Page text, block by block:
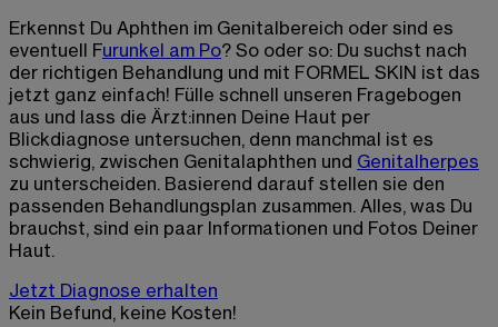
Erkennst Du Aphthen im Genitalbereich oder sind es
eventuell Furunkel am Po? So oder so: Du suchst nach
der richtigen Behandlung und mit FORMEL SKIN ist das
jetzt ganz einfach! Fülle schnell unseren Fragebogen
aus und lass die Ärzt:innen Deine Haut per
Blickdiagnose untersuchen, denn manchmal ist es
schwierig, zwischen Genitalaphthen und Genitalherpes
zu unterscheiden. Basierend darauf stellen sie den
passenden Behandlungsplan zusammen. Alles, was Du
brauchst, sind ein paar Informationen und Fotos Deiner
Haut.
Jetzt Diagnose erhalten
Kein Befund, keine Kosten!